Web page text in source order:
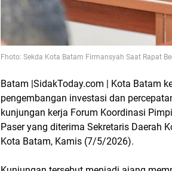
Fhoto: Sekda Kota Batam Firmansyah Saat Rapat
Batam |SidakToday.com | Kota Batam
pengembangan investasi dan
kunjungan kerja Forum Koordinasi
Paser yang diterima Sekretaris Daerah
Kota Batam, Kamis (7/5/2026).